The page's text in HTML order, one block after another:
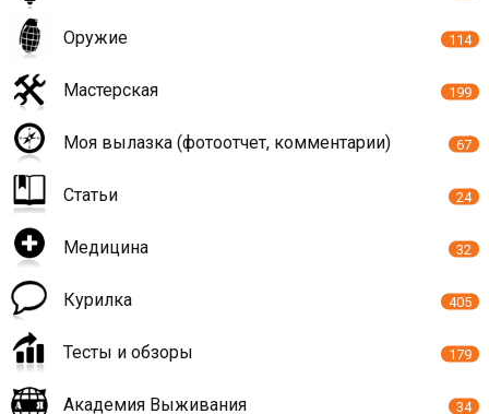
Оружие 114
Мастерская 199
Моя вылазка (фотоотчет, комментарии) 67
Статьи 24
Медицина 32
Курилка 405
Тесты и обзоры 179
Академия Выживания 34